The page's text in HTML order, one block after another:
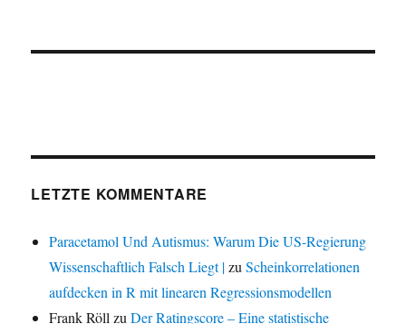
LETZTE KOMMENTARE
Paracetamol Und Autismus: Warum Die US-Regierung
Wissenschaftlich Falsch Liegt |zuScheinkorrelationen
aufdecken in R mit linearen Regressionsmodellen
Frank RöllzuDer Ratingscore – Eine statistische